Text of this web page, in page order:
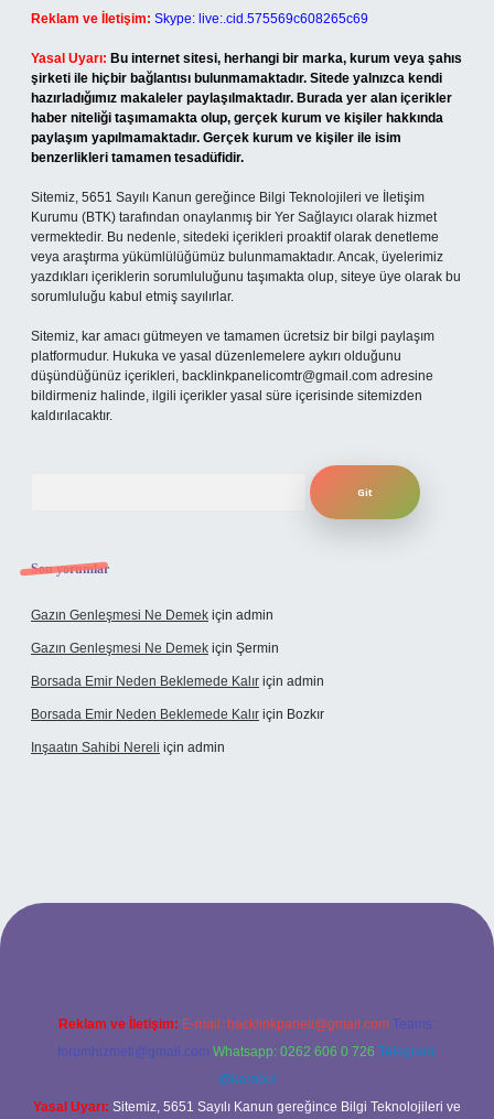
Reklam ve İletişim: Skype: live:.cid.575569c608265c69
Yasal Uyarı: Bu internet sitesi, herhangi bir marka, kurum veya şahıs
şirketi ile hiçbir bağlantısı bulunmamaktadır. Sitede yalnızca kendi
hazırladığımız makaleler paylaşılmaktadır. Burada yer alan içerikler
haber niteliği taşımamakta olup, gerçek kurum ve kişiler hakkında
paylaşım yapılmamaktadır. Gerçek kurum ve kişiler ile isim
benzerlikleri tamamen tesadüfidir.
Sitemiz, 5651 Sayılı Kanun gereğince Bilgi Teknolojileri ve İletişim
Kurumu (BTK) tarafından onaylanmış bir Yer Sağlayıcı olarak hizmet
vermektedir. Bu nedenle, sitedeki içerikleri proaktif olarak denetleme
veya araştırma yükümlülüğümüz bulunmamaktadır. Ancak, üyelerimiz
yazdıkları içeriklerin sorumluluğunu taşımakta olup, siteye üye olarak bu
sorumluluğu kabul etmiş sayılırlar.
Sitemiz, kar amacı gütmeyen ve tamamen ücretsiz bir bilgi paylaşım
platformudur. Hukuka ve yasal düzenlemelere aykırı olduğunu
düşündüğünüz içerikleri, backlinkpanelicomtr@gmail.com adresine
bildirmeniz halinde, ilgili içerikler yasal süre içerisinde sitemizden
kaldırılacaktır.
Son yorumlar
Gazın Genleşmesi Ne Demek için admin
Gazın Genleşmesi Ne Demek için Şermin
Borsada Emir Neden Beklemede Kalır için admin
Borsada Emir Neden Beklemede Kalır için Bozkır
Inşaatın Sahibi Nereli için admin
Reklam ve İletişim: E-mail: backlinkpaneli@gmail.com Teams:
forumhizmeti@gmail.com Whatsapp: 0262 606 0 726 Telegram:
@karabul
Yasal Uyarı: Sitemiz, 5651 Sayılı Kanun gereğince Bilgi Teknolojileri ve